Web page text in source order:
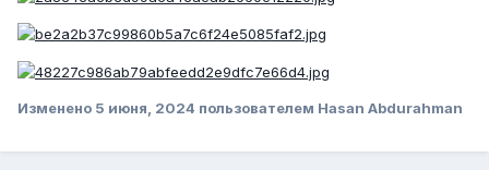
Изменено 5 июня, 2024 пользователем Hasan Abdurahman